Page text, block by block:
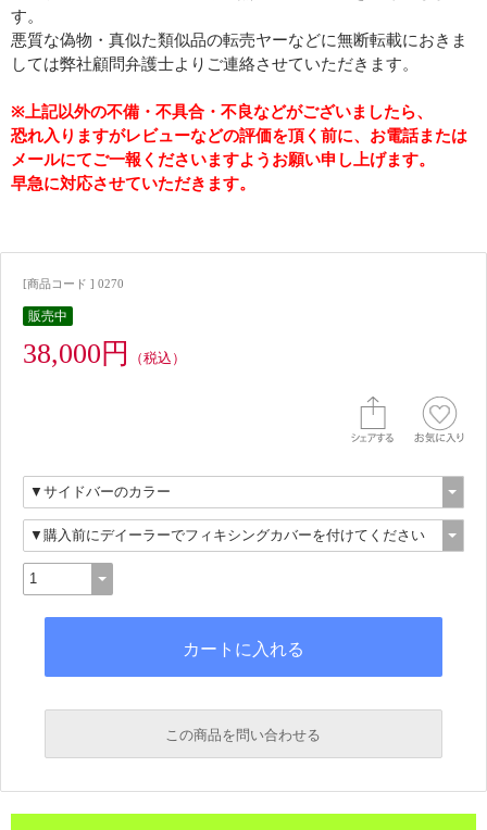
す。
悪質な偽物・真似た類似品の転売ヤーなどに無断転載におきま
しては弊社顧問弁護士よりご連絡させていただきます。
※上記以外の不備・不具合・不良などがございましたら、
恐れ入りますがレビューなどの評価を頂く前に、お電話または
メールにてご一報くださいますようお願い申し上げます。
早急に対応させていただきます。
[商品コード ] 0270
販売中
38,000円 （税込）
この商品を問い合わせる